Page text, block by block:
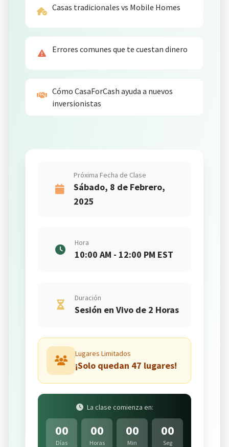
Casas tradicionales vs Mobile Homes
Errores comunes que te cuestan dinero
Cómo CasaForCash ayuda a nuevos
inversionistas
Próxima Fecha de Clase
Sábado, 8 de Febrero,
2025
Hora
10:00 AM - 12:00 PM EST
Duración
Sesión en Vivo de 2 Horas
Lugares Limitados
¡Solo quedan 47 lugares!
La clase comienza en:
00
Días
00
Horas
00
Min
00
Seg